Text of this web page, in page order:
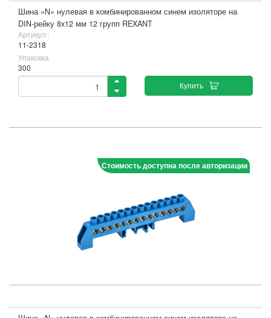
Шина «N» нулевая в комбинированном синем изоляторе на
DIN-рейку 8x12 мм 12 групп REXANT
Артикул :
11-2318
Упаковка
300
Купить
Стоимость доступна после авторизации